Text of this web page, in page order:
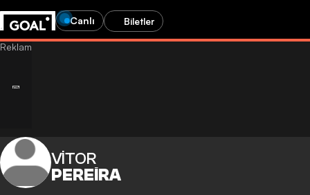
Canlı Biletler
VITOR
PEREIRA